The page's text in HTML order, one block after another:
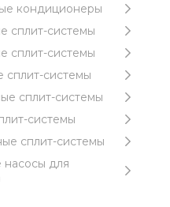
кондиционеры
сплит-системы
сплит-системы
сплит-системы
сплит-системы
системы
сплит-системы
насосы для